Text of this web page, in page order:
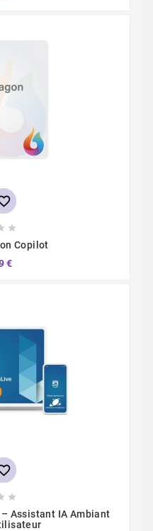

Copilot
€

Assistant IA Ambiant